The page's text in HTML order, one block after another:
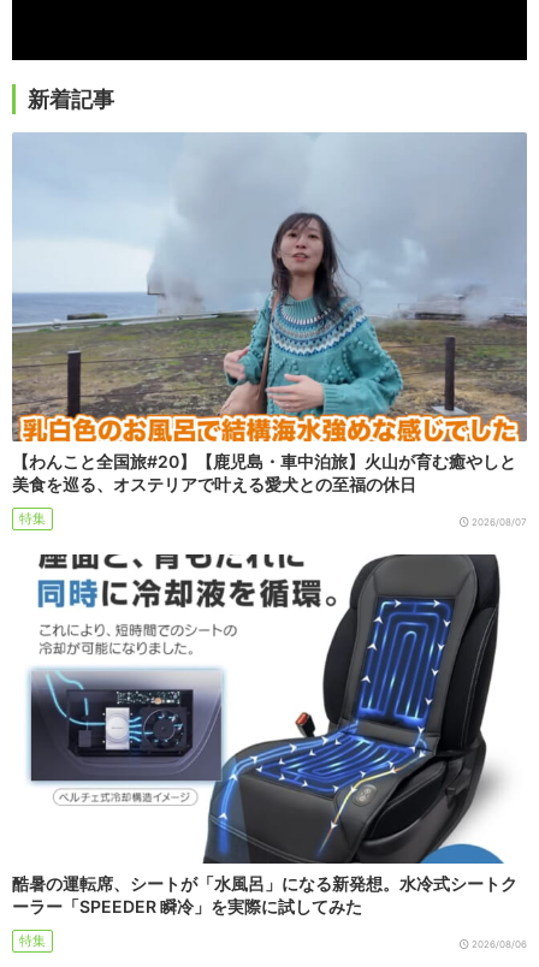
新着記事
【わんこと全国旅#20】【鹿児島・車中泊旅】火山が育む癒やしと
美食を巡る、オステリアで叶える愛犬との至福の休日
特集 2026/08/07
酷暑の運転席、シートが「水風呂」になる新発想。水冷式シートク
ーラー「SPEEDER 瞬冷」を実際に試してみた
特集 2026/08/06